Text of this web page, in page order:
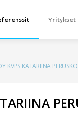
Yritykset
KVPS KATARIINA